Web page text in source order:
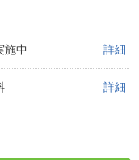
施中 詳細
詳細